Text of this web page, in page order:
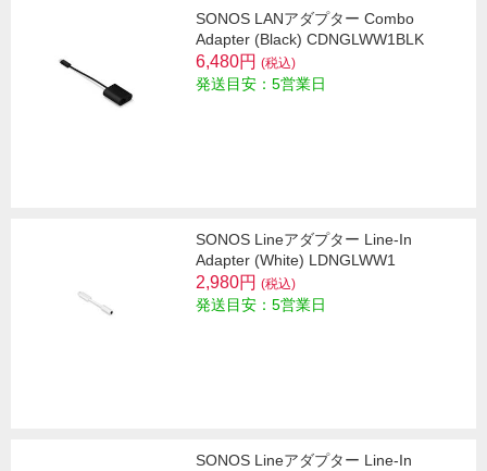
SONOS LANアダプター Combo
Adapter (Black) CDNGLWW1BLK
6,480円 (税込)
発送目安：5営業日
SONOS Lineアダプター Line-In
Adapter (White) LDNGLWW1
2,980円 (税込)
発送目安：5営業日
SONOS Lineアダプター Line-In